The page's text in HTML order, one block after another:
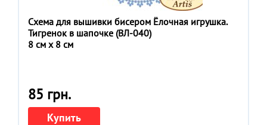
Схема для вышивки бисером Ёлочная игрушка.
Тигренок в шапочке (ВЛ-040)
8 см x 8 см
85 грн.
Купить